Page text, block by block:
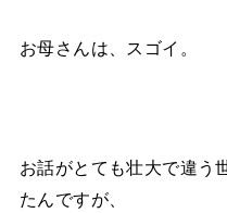
お母さんは、スゴイ。
お話がとても壮大で違う
たんですが、